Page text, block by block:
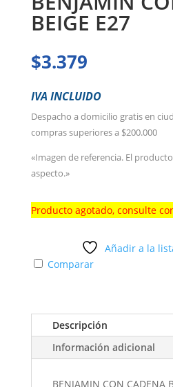
BEIGE E27
$3.379
IVA INCLUIDO
Despacho a domicilio gratis en
compras superiores a $200.000
«Imagen de referencia. El
aspecto.»
Producto agotado, consulte
Añadir a la
Comparar
Descripción
Información adicional
BENJAMIN CON CADENA